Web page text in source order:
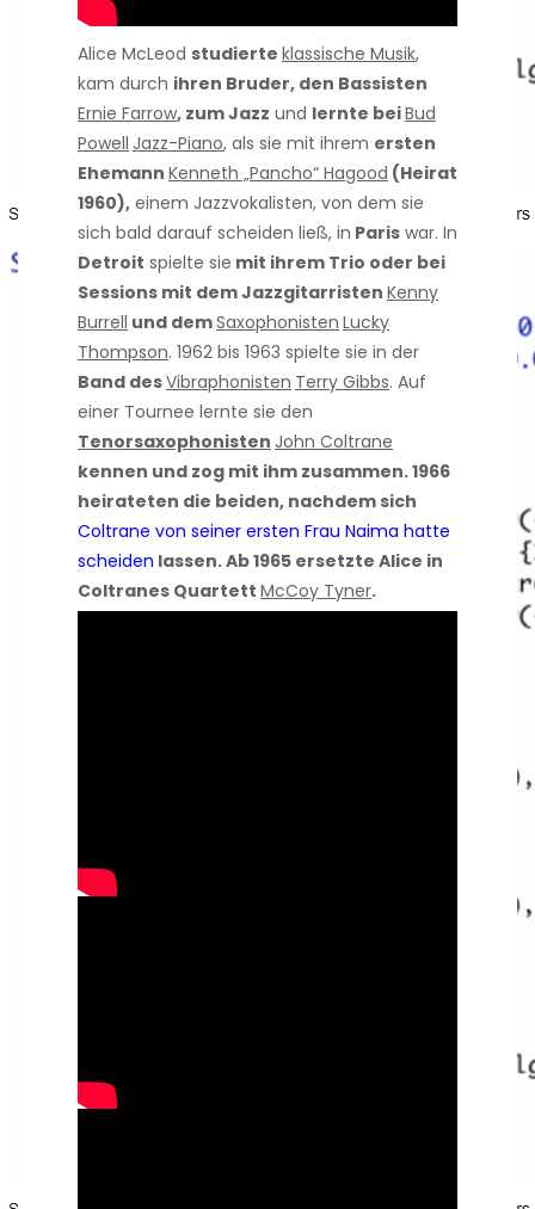
Alice McLeod studierte klassische Musik,
kam durch ihren Bruder, den Bassisten
Ernie Farrow, zum Jazz und lernte beiBud
Powell Jazz-Piano, als sie mit ihrem ersten
Ehemann Kenneth „Pancho“ Hagood (Heirat
1960), einem Jazzvokalisten, von dem sie
sich bald darauf scheiden ließ, in Paris war. In
Detroit spielte sie mit ihrem Trio oder bei
Sessions mit dem Jazzgitarristen Kenny
Burrell und demSaxophonisten Lucky
Thompson. 1962 bis 1963 spielte sie in der
Band desVibraphonisten Terry Gibbs. Auf
einer Tournee lernte sie den
Tenorsaxophonisten John Coltrane
kennen und zog mit ihm zusammen. 1966
heirateten die beiden, nachdem sich
Coltrane von seiner ersten Frau Naima hatte
scheiden lassen. Ab 1965 ersetzte Alice in
Coltranes Quartett McCoy Tyner.